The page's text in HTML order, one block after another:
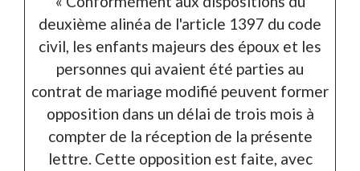
deuxième alinéa de l'article 1397 du code
civil, les enfants majeurs des époux et les
personnes qui avaient été parties au
contrat de mariage modifié peuvent former
opposition dans un délai de trois mois à
compter de la réception de la présente
lettre. Cette opposition est faite, avec